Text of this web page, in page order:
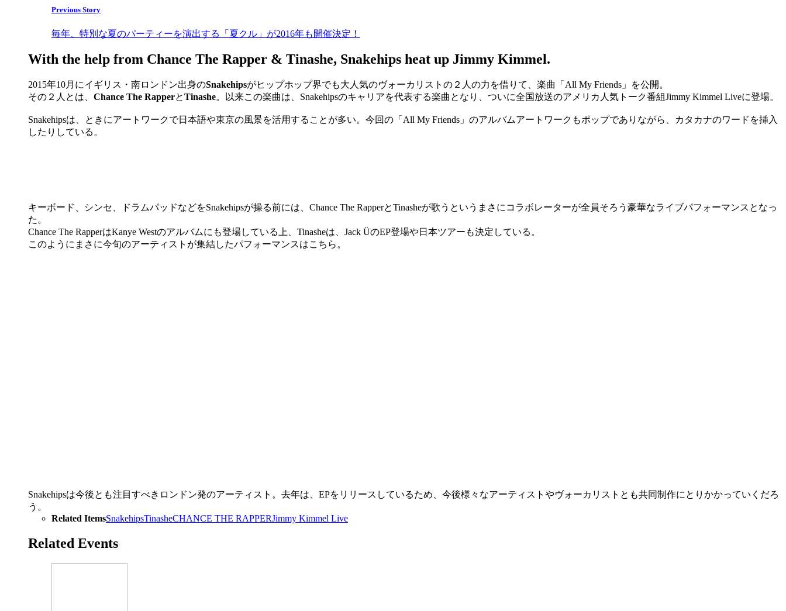
Previous Story
毎年、特別な夏のパーティーを演出する「夏クル」が2016年も開催決定！
With the help from Chance The Rapper & Tinashe, Snakehips heat up Jimmy Kimmel.
2015年10月にイギリス・南ロンドン出身のSnakehipsがヒップホップ界でも大人気のヴォーカリストの２人の力を借りて、楽曲「All My Friends」を公開。
その２人とは、 Chance The RapperとTinashe。以来この楽曲は、Snakehipsのキャリアを代表する楽曲となり、ついに全国放送のアメリカ人気トーク番組Jimmy Kimmel Liveに登場。
Snakehipsは、ときにアートワークで日本語や東京の風景を活用することが多い。今回の「All My Friends」のアルバムアートワークもポップでありながら、カタカナのワードを挿入
したりしている。
キーボード、シンセ、ドラムパッドなどをSnakehipsが操る前には、Chance The RapperとTinasheが歌うというまさにコラボレーターが全員そろう豪華なライブパフォーマンスとなっ
た。
Chance The RapperはKanye Westのアルバムにも登場している上、Tinasheは、Jack ÜのEP登場や日本ツアーも決定している。
このようにまさに今旬のアーティストが集結したパフォーマンスはこちら。
Snakehipsは今後とも注目すべきロンドン発のアーティスト。去年は、EPをリリースしているため、今後様々なアーティストやヴォーカリストとも共同制作にとりかかっていくだろ
う。
Related ItemsSnakehipsTinasheCHANCE THE RAPPERJimmy Kimmel Live
Related Events